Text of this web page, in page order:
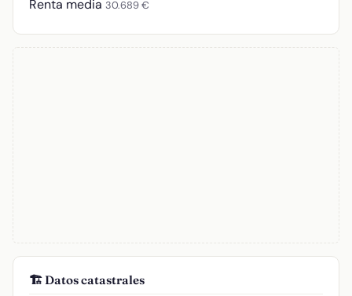
Renta media 30.689 €
🏗️ Datos catastrales